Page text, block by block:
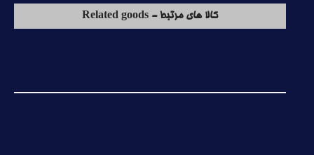
کالا های مرتبط - Related goods